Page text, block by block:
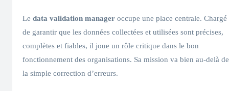
Le data validation manager occupe une place centrale. Chargé
de garantir que les données collectées et utilisées sont précises,
complètes et fiables, il joue un rôle critique dans le bon
fonctionnement des organisations. Sa mission va bien au-delà de
la simple correction d’erreurs.